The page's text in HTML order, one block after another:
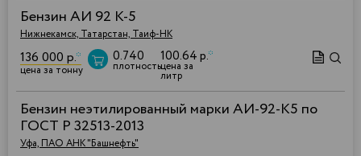
Бензин АИ 92 К-5
Нижнекамск, Татарстан, Таиф-НК
136 000 р.*
цена за тонну
0.740
плотность
100.64 р.*
цена за
литр
Бензин неэтилированный марки АИ-92-К5 по
ГОСТ Р 32513-2013
Уфа, ПАО АНК "Башнефть"